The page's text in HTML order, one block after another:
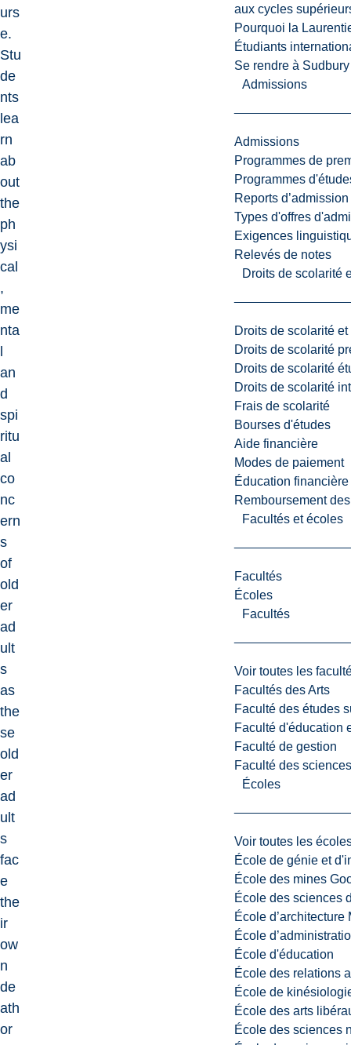
aux cycles
Pourquoi la
Étudiants
Se rendre à Sudbury
Admissions
Admissions
Programmes de
Programmes
Reports d’admission
Types d'offres
Exigences
Relevés de notes
Droits de scolarité
Droits de scolarité
Droits de scolarité
Droits de scolarité
Droits de scolarité
Frais de scolarité
Bourses d'études
Aide financière
Modes de paiement
Éducation financière
Remboursement
Facultés et écoles
Facultés
Écoles
Facultés
Voir toutes les
Facultés des Arts
Faculté des études
Faculté d'éducation
Faculté de gestion
Faculté des
Écoles
Voir toutes les
École de génie et
École des mines
École des sciences
École d’architecture
École
École d'éducation
École des relations
École de
École des arts
École des sciences
urs
e.
Stu
de
nts
lea
rn
ab
out
the
ph
ysi
cal
,
me
nta
an
d
spi
ritu
al
co
nc
ern
s
of
old
er
ad
ult
s
as
the
se
old
er
ad
ult
s
fac
e
the
ir
ow
n
de
ath
or